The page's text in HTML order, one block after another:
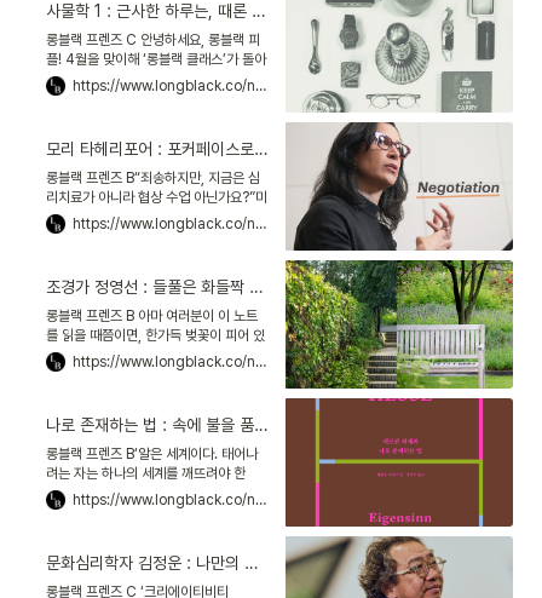
사물학 1 : 근사한 하루는, 때론 손톱깎이 하나에서 시작된다
롱블랙 프렌즈 C 안녕하세요, 롱블랙 피
플! 4월을 맞이해 ‘롱블랙 클래스’가 돌아
왔어요. 이번 학기의 주제는 사물학! 뒤에
‘학學’이 들어가니 부담스럽다고요? 걱정
https://www.longblack.co/note/1038
모리 타헤리포어 : 포커페이스로는 원하는 것을 얻지 못한다
롱블랙 프렌즈 B“죄송하지만, 지금은 심
리치료가 아니라 협상 수업 아닌가요?”미
국 와튼스쿨에서 협상학을 가르치는 모리
타헤리포어Mori Taheripour 교수가 학
https://www.longblack.co/note/1033
조경가 정영선 : 들풀은 화들짝 피지 않아 아름답다
롱블랙 프렌즈 B 아마 여러분이 이 노트
를 읽을 때쯤이면, 한가득 벚꽃이 피어 있
겠죠. 저는 지금 선유도공원에서 이 원고
를 쓰고 있어요. 빛바랜 콘크리트 기둥을
https://www.longblack.co/note/1031
나로 존재하는 법 : 속에 불을 품은 당신에게, 헤르만 헤세가
롱블랙 프렌즈 B‘알은 세계이다. 태어나
려는 자는 하나의 세계를 깨뜨려야 한
다.’ 이 말에 가슴 뜨거워졌던 롱블랙 피
플, 있으시죠? 저 또한 그랬습니다. 어른
https://www.longblack.co/note/1024
문화심리학자 김정운 : 나만의 메타 언어를 편집하라, 창조의 길이 열린다
롱블랙 프렌즈 C ‘크리에이티비티